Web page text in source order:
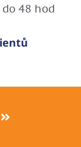
48 hod